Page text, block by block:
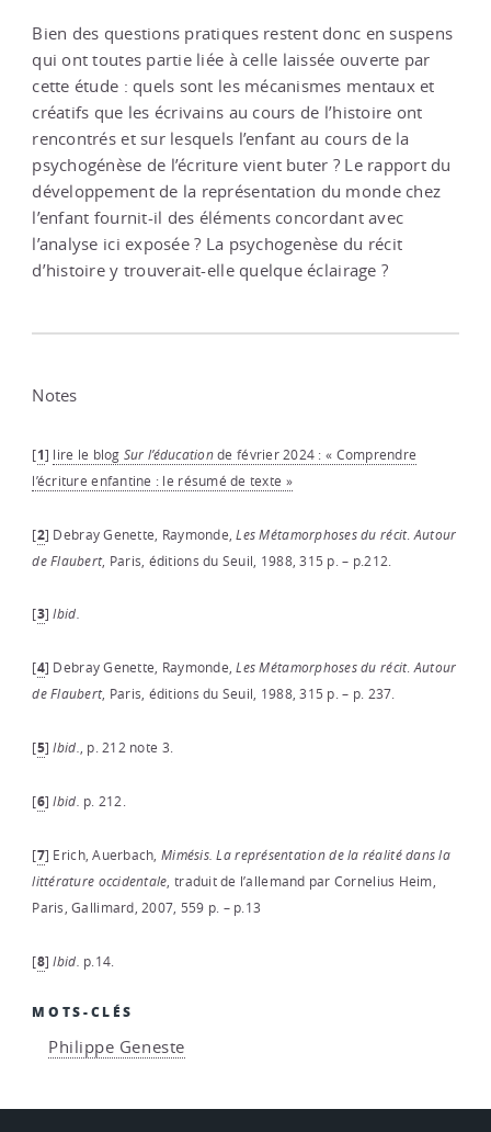
Bien des questions pratiques restent donc en suspens
qui ont toutes partie liée à celle laissée ouverte par
cette étude : quels sont les mécanismes mentaux et
créatifs que les écrivains au cours de l’histoire ont
rencontrés et sur lesquels l’enfant au cours de la
psychogénèse de l’écriture vient buter ? Le rapport du
développement de la représentation du monde chez
l’enfant fournit-il des éléments concordant avec
l’analyse ici exposée ? La psychogenèse du récit
d’histoire y trouverait-elle quelque éclairage ?
Notes
[1] lire le blog Sur l’éducationde février 2024 : « Comprendre
l’écriture enfantine : le résumé de texte »
[2] Debray Genette, Raymonde,Les Métamorphosesdu récit.Autour
deFlaubert, Paris, éditions du Seuil, 1988, 315 p. – p.212.
[3]Ibid.
[4] Debray Genette, Raymonde,Les Métamorphosesdu récit.Autour
deFlaubert, Paris, éditions du Seuil, 1988, 315 p. – p. 237.
[5]Ibid., p. 212 note 3.
[6]Ibid. p. 212.
[7] Erich, Auerbach, Mimésis. Lareprésentationdela réalitédans la
littérature occidentale, traduit de l’allemand par Cornelius Heim,
Paris, Gallimard, 2007, 559 p. – p.13
[8]Ibid. p.14.
MOTS-CLÉS
Philippe Geneste